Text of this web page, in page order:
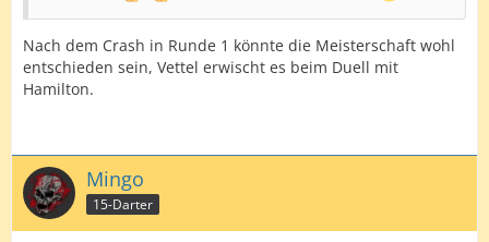
Nach dem Crash in Runde 1 könnte die Meisterschaft wohl
entschieden sein, Vettel erwischt es beim Duell mit
Hamilton.
Mingo
15-Darter